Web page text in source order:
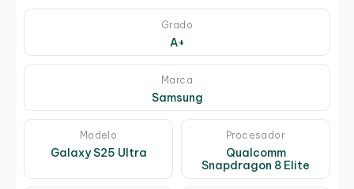
Grado
A+
Marca
Samsung
Modelo
Galaxy S25 Ultra
Procesador
Qualcomm
Snapdragon 8 Elite